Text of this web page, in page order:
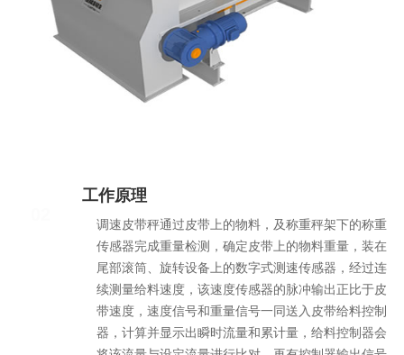
工作原理
调速皮带秤通过皮带上的物料，及称重秤架下的称重
传感器完成重量检测，确定皮带上的物料重量，装在
尾部滚筒、旋转设备上的数字式测速传感器，经过连
续测量给料速度，该速度传感器的脉冲输出正比于皮
带速度，速度信号和重量信号一同送入皮带给料控制
器，计算并显示出瞬时流量和累计量，给料控制器会